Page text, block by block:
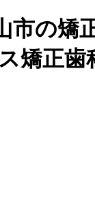
市の矯
矯正歯